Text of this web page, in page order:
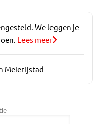
We leggen je
Lees meer
Meierijstad